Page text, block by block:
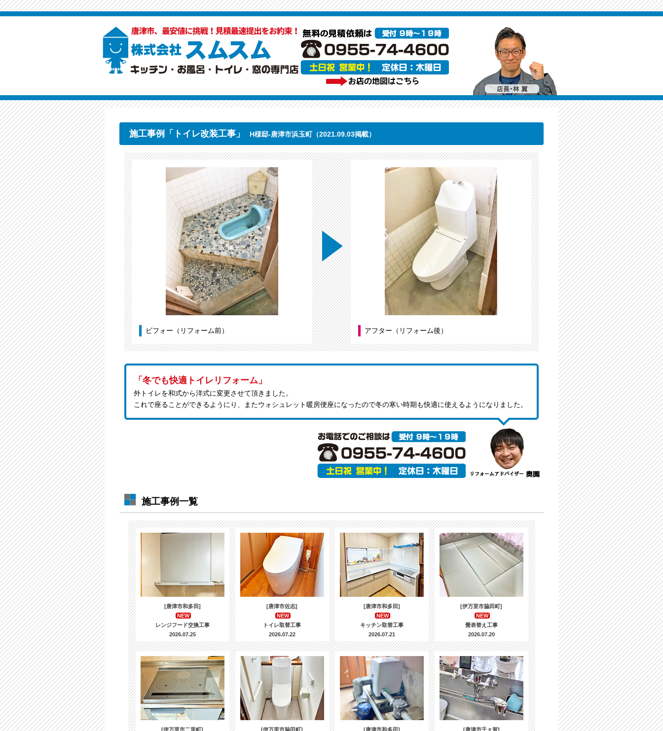
施工事例「トイレ改装工事」 H様邸-唐津市浜玉町（2021.09.03掲載）
ビフォー（リフォーム前） アフター（リフォーム後）
「冬でも快適トイレリフォーム」
外トイレを和式から洋式に変更させて頂きました。
これで座ることができるようにり、またウォシュレット暖房便座になったので冬の寒い時期も快適に使えるようになりました。
施工事例一覧
[唐津市和多田]
NEW
レンジフード交換工事
2026.07.25
[唐津市佐志]
NEW
トイレ取替工事
2026.07.22
[唐津市和多田]
NEW
キッチン取替工事
2026.07.21
[伊万里市脇田町]
NEW
畳表替え工事
2026.07.20
[伊万里市二里町]
[伊万里市脇田町]
[唐津市和多田]
[唐津市千々賀]